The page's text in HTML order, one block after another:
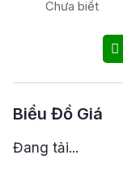
Chưa biết
Biểu Đồ Giá
Đang tải...